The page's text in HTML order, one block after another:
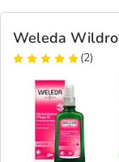
Weleda
(2)